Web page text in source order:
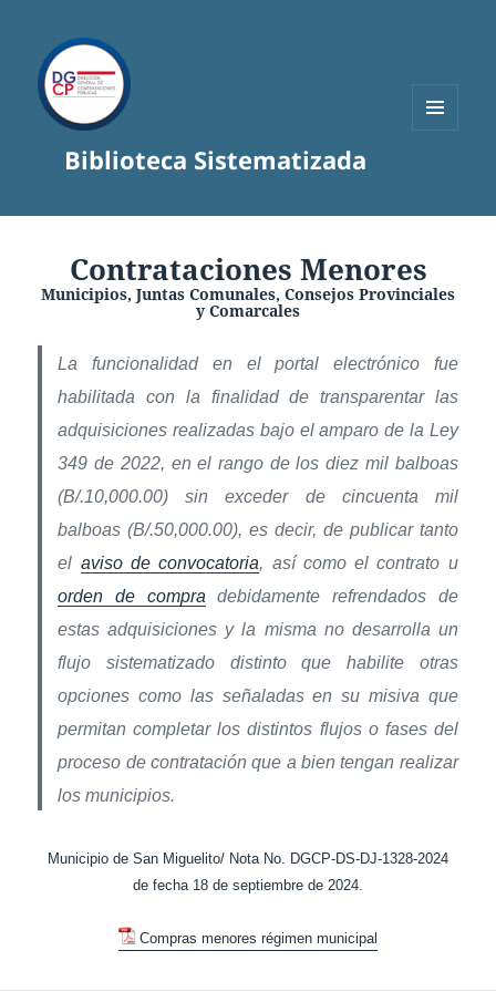
Biblioteca Sistematizada
Contrataciones Menores
Municipios, Juntas Comunales, Consejos Provinciales
y Comarcales
La funcionalidad en el portal electrónico fue
habilitada con la finalidad de transparentar las
adquisiciones realizadas bajo el amparo de la Ley
349 de 2022, en el rango de los diez mil balboas
(B/.10,000.00) sin exceder de cincuenta mil
balboas (B/.50,000.00), es decir, de publicar tanto
el aviso de convocatoria, así como el contrato u
orden de compra debidamente refrendados de
estas adquisiciones y la misma no desarrolla un
flujo sistematizado distinto que habilite otras
opciones como las señaladas en su misiva que
permitan completar los distintos flujos o fases del
proceso de contratación que a bien tengan realizar
los municipios.
Municipio de San Miguelito/ Nota No. DGCP-DS-DJ-1328-2024
de fecha 18 de septiembre de 2024.
Compras menores régimen municipal